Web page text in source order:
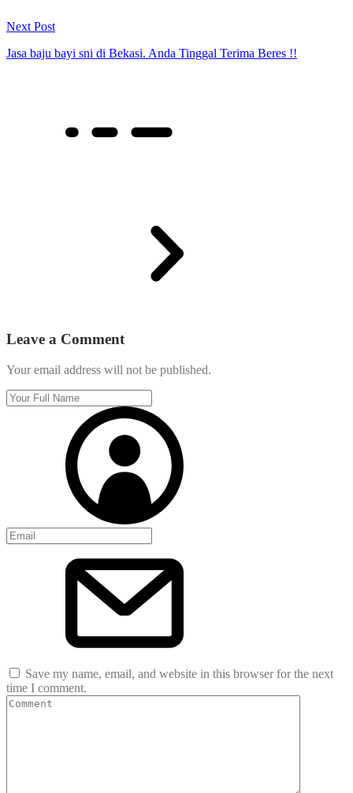
Next Post
Jasa baju bayi sni di Bekasi. Anda Tinggal Terima Beres !!
Leave a Comment
Your email address will not be published.
Save my name, email, and website in this browser for the next
time I comment.